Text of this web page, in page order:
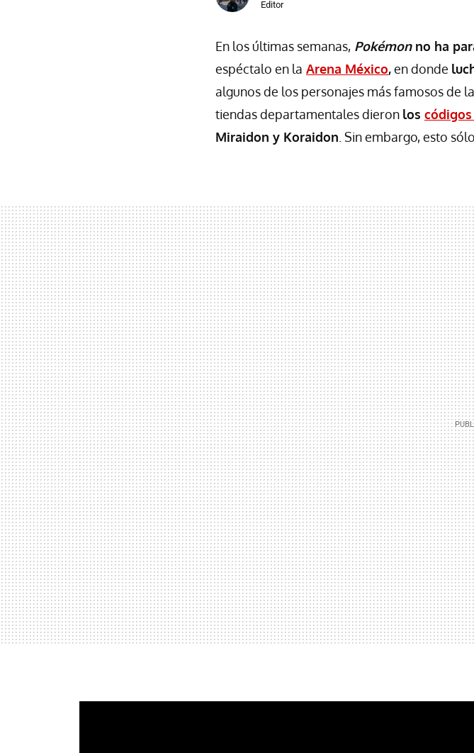
Editor
En los últimas semanas, Pokémonno ha
espéctalo en la Arena México,en donde lu
algunos de los personajes más famosos de
tiendas departamentales dieron los
Miraidon y Koraidon . Sin embargo, esto